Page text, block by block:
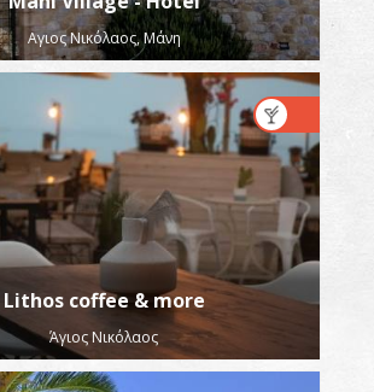
Αγιος Νικόλαος, Μάνη
Lithos coffee & more
Άγιος Νικόλαος